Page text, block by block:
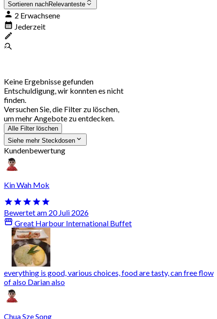
Sortieren nachRelevanteste
2 Erwachsene
Jederzeit
Keine Ergebnisse gefunden
Entschuldigung, wir konnten es nicht
finden.
Versuchen Sie, die Filter zu löschen,
um mehr Angebote zu entdecken.
Alle Filter löschen
Siehe mehr Steckdosen
Kundenbewertung
Kin Wah Mok
Bewertet am 20 Juli 2026
Great Harbour International Buffet
everything is good, various choices, food are tasty, can free flow
of also Darian also
Chua Sze Song